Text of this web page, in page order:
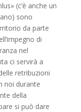
(c’è anche un
sono
da parte
di
nel
ci servirà a
retribuzioni
noi durante
della
si può dare